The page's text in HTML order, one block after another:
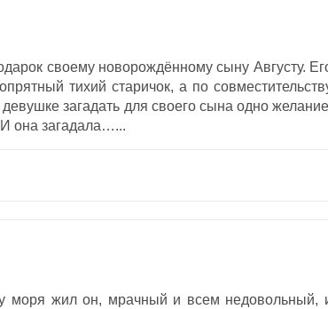
своему новорождённому сыну Августу.
тихий старичок, а по
загадать для своего сына одно
она загадала…...
моря жил он, мрачный и всем недовольный,